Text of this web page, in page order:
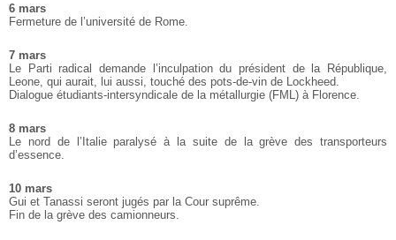
6 mars
Fermeture de l’université de Rome.
7 mars
Le Parti radical demande l’inculpation du président de la République,
Leone, qui aurait, lui aussi, touché des pots-de-vin de Lockheed.
Dialogue étudiants-intersyndicale de la métallurgie (FML) à Florence.
8 mars
Le nord de l’Italie paralysé à la suite de la grève des transporteurs
d’essence.
10 mars
Gui et Tanassi seront jugés par la Cour suprême.
Fin de la grève des camionneurs.